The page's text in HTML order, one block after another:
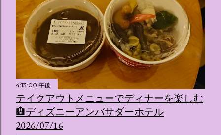
4:13:00 午後
テイクアウトメニューでディナーを楽しむ
🏨ディズニーアンバサダーホテル
2026/07/16